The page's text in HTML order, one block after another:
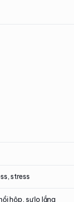
stress
hộp, sự lo lắng